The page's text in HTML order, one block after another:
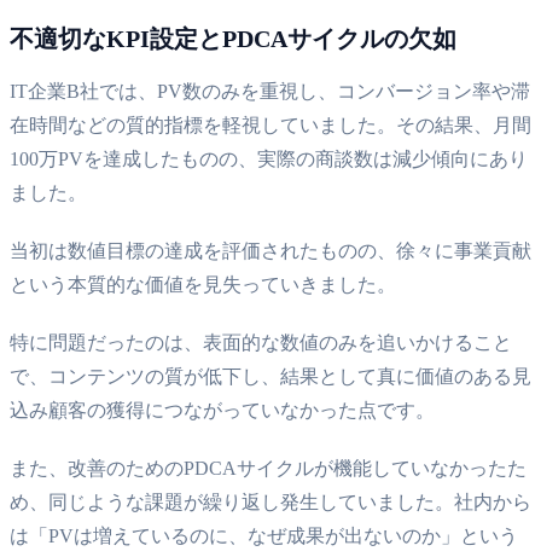
不適切なKPI設定とPDCAサイクルの欠如
IT企業B社では、PV数のみを重視し、コンバージョン率や滞
在時間などの質的指標を軽視していました。その結果、月間
100万PVを達成したものの、実際の商談数は減少傾向にあり
ました。
当初は数値目標の達成を評価されたものの、徐々に事業貢献
という本質的な価値を見失っていきました。
特に問題だったのは、表面的な数値のみを追いかけること
で、コンテンツの質が低下し、結果として真に価値のある見
込み顧客の獲得につながっていなかった点です。
また、改善のためのPDCAサイクルが機能していなかったた
め、同じような課題が繰り返し発生していました。社内から
は「PVは増えているのに、なぜ成果が出ないのか」という